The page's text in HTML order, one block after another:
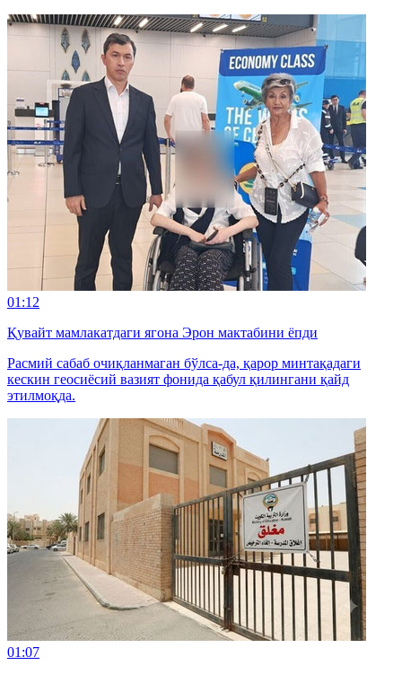
01:12
Қувайт мамлакатдаги ягона Эрон мактабини ёпди
Расмий сабаб очиқланмаган бўлса-да, қарор минтақадаги
кескин геосиёсий вазият фонида қабул қилингани қайд
этилмоқда.
01:07